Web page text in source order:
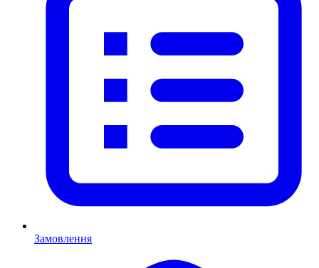
Замовлення